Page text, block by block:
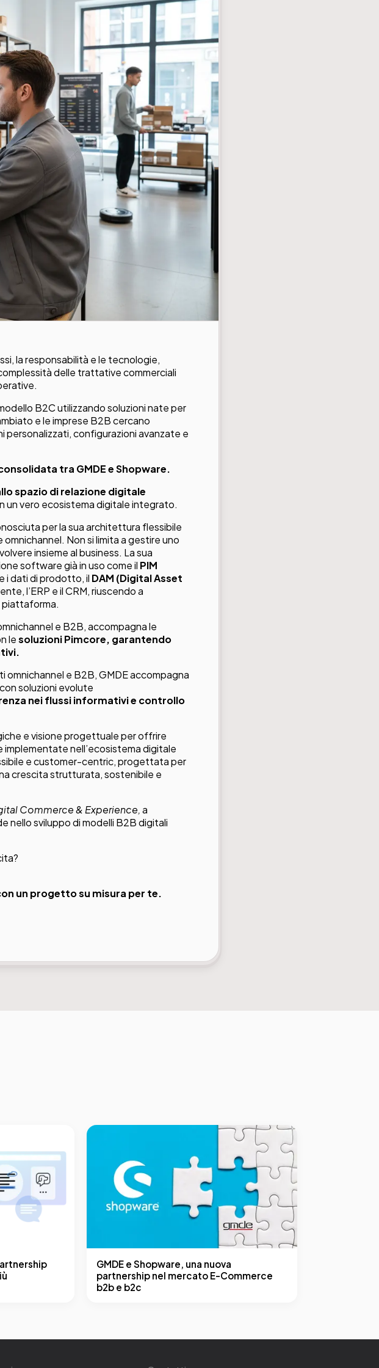
prestampa
la responsabilità e le tecnologie,
delle trattative commerciali
B2C utilizzando soluzioni nate per
e le imprese B2B cercano
configurazioni avanzate e
tra GMDE e Shopware.
spazio di relazione digitale
un vero ecosistema digitale integrato.
per la sua architettura flessibile
Non si limita a gestire uno
insieme al business. La sua
software già in uso come il PIM
i dati di prodotto, il DAM (Digital Asset
l’ERP e il CRM, riuscendo a
piattaforma.
e B2B, accompagna le
lesoluzioni Pimcore, garantendo
omnichannel e B2B, GMDE accompagna
soluzioni evolute
nei flussi informativi e controllo
e visione progettuale per offrire
nell’ecosistema digitale
e customer-centric, progettata per
crescita strutturata, sostenibile e
Commerce & Experience,a
nello sviluppo di modelli B2B digitali
un progetto su misura per te.
GMDE e Shopware, una nuova
partnership nel mercato E-Commerce
b2b e b2c